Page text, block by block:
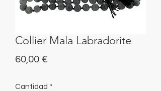
Collier Mala Labradorite
60,00 €Precio
Cantidad *